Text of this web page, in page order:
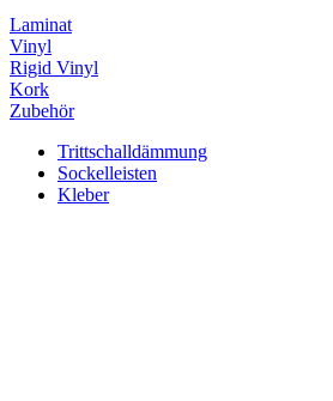
Laminat
Vinyl
Rigid Vinyl
Kork
Zubehör
Trittschalldämmung
Sockelleisten
Kleber